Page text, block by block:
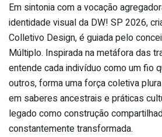
Em sintonia com a vocação
identidade visual da DW! SP 2026,
Colletivo Design, é guiada pelo
Múltiplo. Inspirada na metáfora das
entende cada indivíduo como um fio
outros, forma uma força coletiva
em saberes ancestrais e práticas
legado como construção
constantemente transformada.